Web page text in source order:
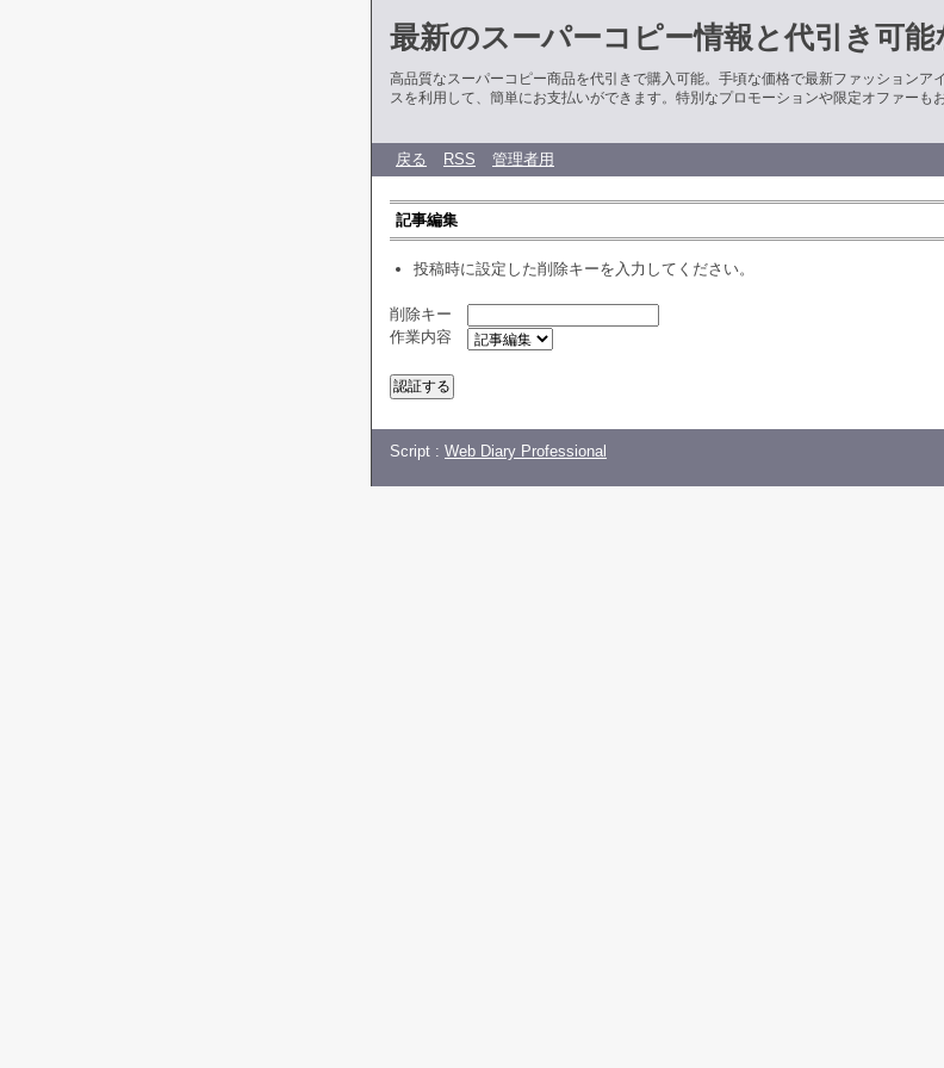
最新のスーパーコピー情報と代引き可能
高品質なスーパーコピー商品を代引きで購入可能。手頃な価格で最新ファッションア
スを利用して、簡単にお支払いができます。特別なプロモーションや限定オファーも
戻る RSS 管理者用
記事編集
投稿時に設定した削除キーを入力してください。
削除キー
作業内容
Script : Web Diary Professional